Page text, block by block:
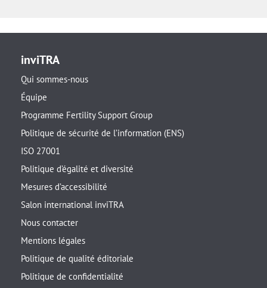
inviTRA
Qui sommes-nous
Équipe
Programme Fertility Support Group
Politique de sécurité de l’information (ENS)
ISO 27001
Politique d’égalité et diversité
Mesures d’accessibilité
Salon international inviTRA
Nous contacter
Mentions légales
Politique de qualité éditoriale
Politique de confidentialité